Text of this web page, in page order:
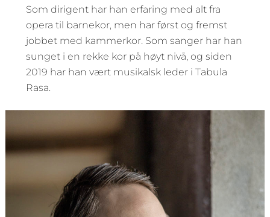
Som dirigent har han erfaring med alt fra
opera til barnekor, men har først og fremst
jobbet med kammerkor. Som sanger har han
sunget i en rekke kor på høyt nivå, og siden
2019 har han vært musikalsk leder i Tabula
Rasa.